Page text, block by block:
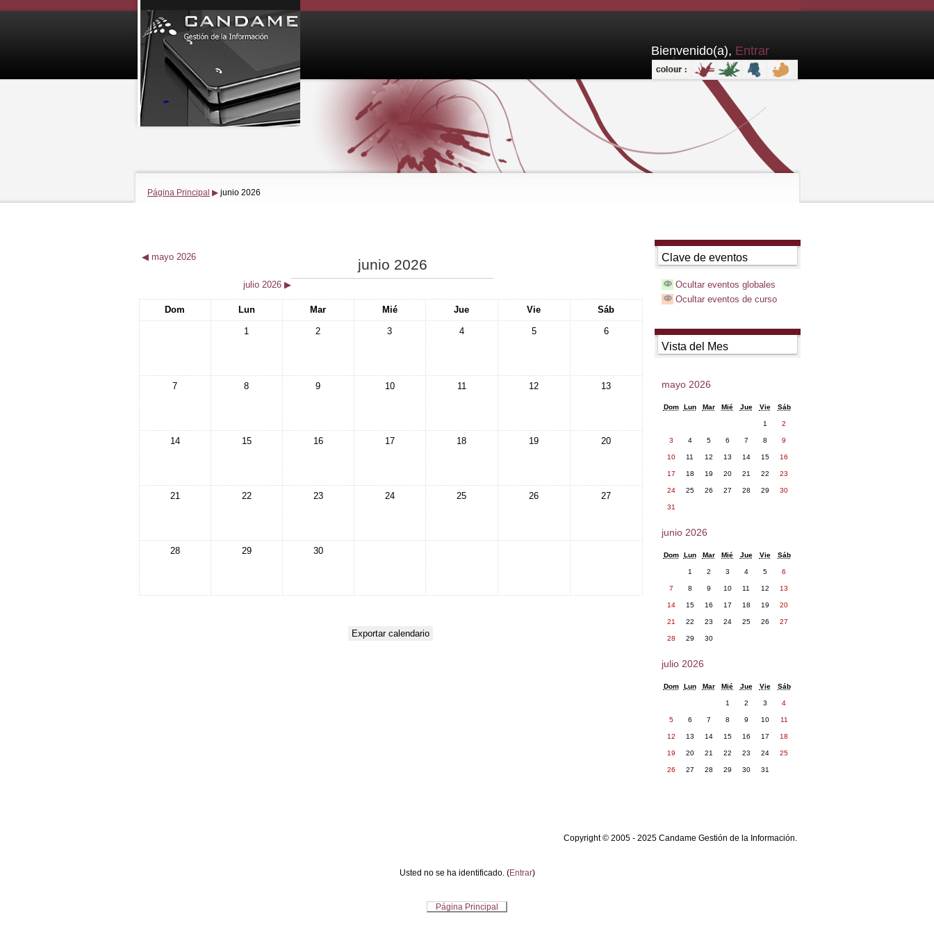
Bienvenido(a), Entrar
aquí
Página Principal ▶ junio 2026
◀ mayo 2026 junio 2026
julio 2026 ▶
Dom Lun Mar Mié Jue Vie Sáb
1 2 3 4 5 6
7 8 9 10 11 12 13
14 15 16 17 18 19 20
21 22 23 24 25 26 27
28 29 30
Clave de eventos
Ocultar eventos globales
Ocultar eventos de curso
Vista del Mes
mayo 2026
Dom Lun Mar Mié Jue Vie Sáb
1 2
3 4 5 6 7 8 9
10 11 12 13 14 15 16
17 18 19 20 21 22 23
24 25 26 27 28 29 30
31
junio 2026
Dom Lun Mar Mié Jue Vie Sáb
1 2 3 4 5 6
7 8 9 10 11 12 13
14 15 16 17 18 19 20
21 22 23 24 25 26 27
28 29 30
julio 2026
Dom Lun Mar Mié Jue Vie Sáb
1 2 3 4
5 6 7 8 9 10 11
12 13 14 15 16 17 18
19 20 21 22 23 24 25
26 27 28 29 30 31
Copyright © 2005 - 2025 Candame Gestión de la Información.
Usted no se ha identificado. (Entrar)
Página Principal